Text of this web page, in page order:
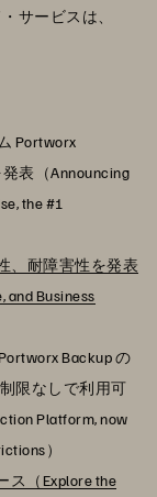
サービスは、
Portworx
表（Announcing
the #1
、耐障害性を発表
and Business
Backup の
限なしで利用可
Platform, now
）
ス（Explore the